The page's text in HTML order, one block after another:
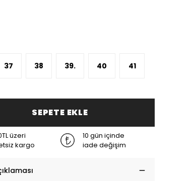
37 38 39. 40 41
SEPETE EKLE
üzeri
kargo
10 gün içinde
iade değişim